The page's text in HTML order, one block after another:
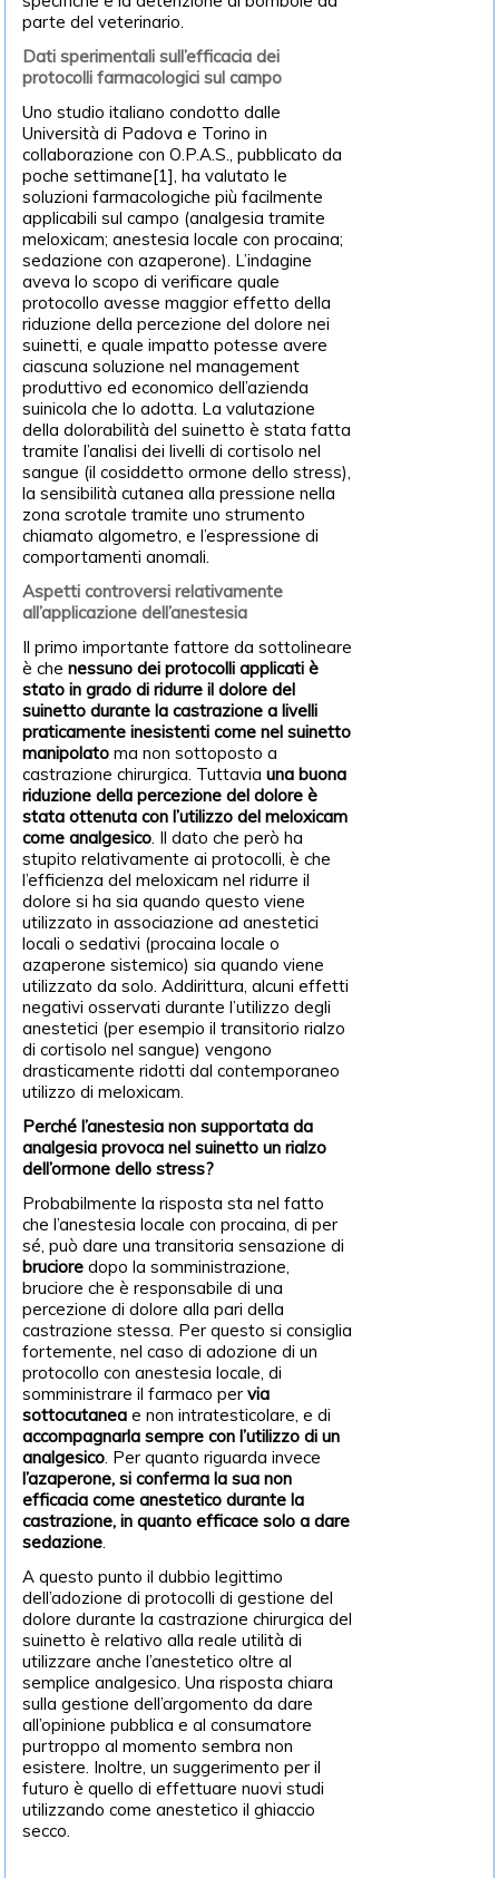
parte del veterinario.
Dati sperimentali sull’efficacia dei
protocolli farmacologici sul campo
Uno studio italiano condotto dalle
Università di Padova e Torino in
collaborazione con O.P.A.S., pubblicato da
poche settimane[1], ha valutato le
soluzioni farmacologiche più facilmente
applicabili sul campo (analgesia tramite
meloxicam; anestesia locale con procaina;
sedazione con azaperone). L’indagine
aveva lo scopo di verificare quale
protocollo avesse maggior effetto della
riduzione della percezione del dolore nei
suinetti, e quale impatto potesse avere
ciascuna soluzione nel management
produttivo ed economico dell’azienda
suinicola che lo adotta. La valutazione
della dolorabilità del suinetto è stata fatta
tramite l’analisi dei livelli di cortisolo nel
sangue (il cosiddetto ormone dello stress),
la sensibilità cutanea alla pressione nella
zona scrotale tramite uno strumento
chiamato algometro, e l’espressione di
comportamenti anomali.
Aspetti controversi relativamente
all’applicazione dell’anestesia
Il primo importante fattore da sottolineare
è chenessuno dei protocolli applicati è
stato in grado di ridurre il dolore del
suinetto durante la castrazione a livelli
praticamente inesistenti come nel suinetto
manipolato ma non sottoposto a
castrazione chirurgica. Tuttaviauna buona
riduzione della percezione del dolore è
stata ottenuta con l’utilizzo del meloxicam
come analgesico. Il dato che però ha
stupito relativamente ai protocolli, è che
l’efficienza del meloxicam nel ridurre il
dolore si ha sia quando questo viene
utilizzato in associazione ad anestetici
locali o sedativi (procaina locale o
azaperone sistemico) sia quando viene
utilizzato da solo. Addirittura, alcuni effetti
negativi osservati durante l’utilizzo degli
anestetici (per esempio il transitorio rialzo
di cortisolo nel sangue) vengono
drasticamente ridotti dal contemporaneo
utilizzo di meloxicam.
Perché l’anestesia non supportata da
analgesia provoca nel suinetto un rialzo
dell’ormone dello stress?
Probabilmente la risposta sta nel fatto
che l’anestesia locale con procaina, di per
sé, può dare una transitoria sensazione di
bruciore dopo la somministrazione,
bruciore che è responsabile di una
percezione di dolore alla pari della
castrazione stessa. Per questo si consiglia
fortemente, nel caso di adozione di un
protocollo con anestesia locale, di
somministrare il farmaco pervia
sottocutanea e non intratesticolare, e di
accompagnarla sempre con l’utilizzo di un
analgesico. Per quanto riguarda invece
l’azaperone, si conferma la sua non
efficacia come anestetico durante la
castrazione, in quanto efficace solo a dare
sedazione.
A questo punto il dubbio legittimo
dell’adozione di protocolli di gestione del
dolore durante la castrazione chirurgica del
suinetto è relativo alla reale utilità di
utilizzare anche l’anestetico oltre al
semplice analgesico. Una risposta chiara
sulla gestione dell’argomento da dare
all’opinione pubblica e al consumatore
purtroppo al momento sembra non
esistere. Inoltre, un suggerimento per il
futuro è quello di effettuare nuovi studi
utilizzando come anestetico il ghiaccio
secco.